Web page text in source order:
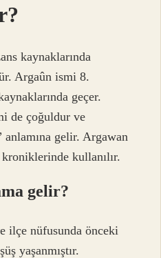
kaynaklarında
Argaûn ismi 8.
geçer.
de çoğuldur ve
anlamına gelir. Argawan
kullanılır.
gelir?
ilçe nüfusunda önceki
yaşanmıştır.